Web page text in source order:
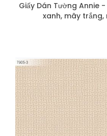
Giấy Dán Tường Annie
xanh, mây trắng,